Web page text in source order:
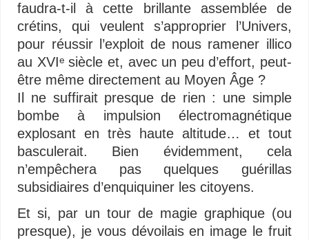
faudra-t-il à cette brillante assemblée de
crétins, qui veulent s’approprier l’Univers,
pour réussir l’exploit de nous ramener illico
au XVIᵉ siècle et, avec un peu d’effort, peut-
être même directement au Moyen Âge ?
Il ne suffirait presque de rien : une simple
bombe à impulsion électromagnétique
explosant en très haute altitude… et tout
basculerait. Bien évidemment, cela
n’empêchera pas quelques guérillas
subsidiaires d’enquiquiner les citoyens.
Et si, par un tour de magie graphique (ou
presque), je vous dévoilais en image le fruit